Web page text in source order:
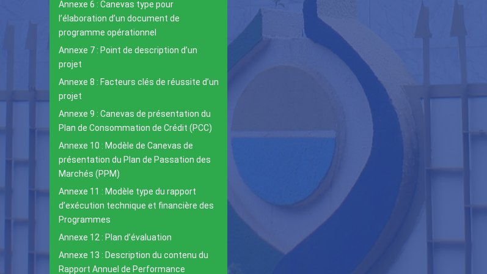
Annexe 6 : Canevas type pour
l’élaboration d’un document de
programme opérationnel
Annexe 7 : Point de description d’un
projet
Annexe 8 : Facteurs clés de réussite d’un
projet
Annexe 9 : Canevas de présentation du
Plan de Consommation de Crédit (PCC)
Annexe 10 : Modèle de Canevas de
présentation du Plan de Passation des
Marchés (PPM)
Annexe 11 : Modèle type du rapport
d’exécution technique et financière des
Programmes
Annexe 12 : Plan d’évaluation
Annexe 13 : Description du contenu du
Rapport Annuel de Performance